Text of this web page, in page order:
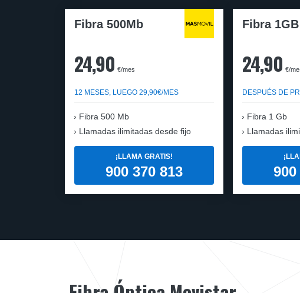
Fibra 500Mb
24,90 €/mes
12 MESES, LUEGO 29,90€/MES
Fibra 500 Mb
Llamadas ilimitadas desde fijo
¡LLAMA GRATIS!
900 370 813
Fibra 1GB
24,90 €/
DESPUÉS DE
Fibra 1 Gb
Llamadas
900